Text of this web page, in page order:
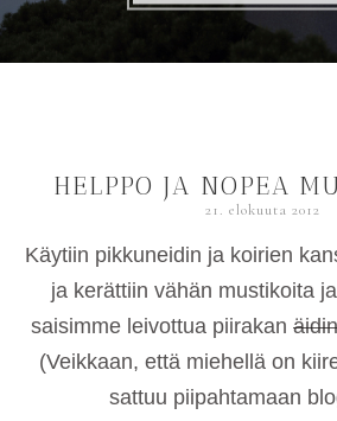
HELPPO JA NOPEA
21. elokuuta 2012
Käytiin pikkuneidin ja koirien
ja kerättiin vähän mustikoita
saisimme leivottua piirakan äidin
(Veikkaan, että miehellä on
sattuu piipahtamaan